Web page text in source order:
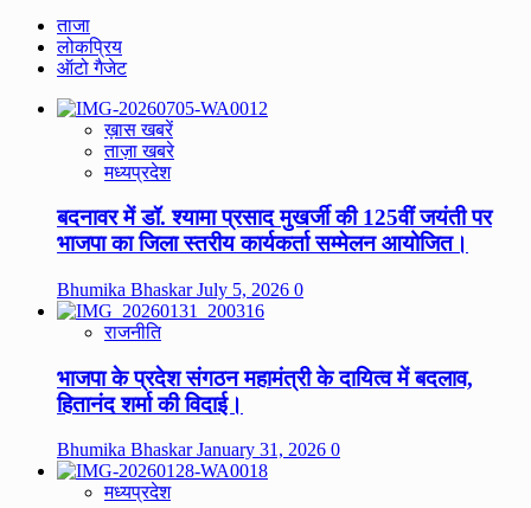
ताजा
लोकप्रिय
ऑटो गैजेट
ख़ास खबरें
ताज़ा खबरे
मध्यप्रदेश
बदनावर में डॉ. श्यामा प्रसाद मुखर्जी की 125वीं जयंती पर
भाजपा का जिला स्तरीय कार्यकर्ता सम्मेलन आयोजित।
Bhumika BhaskarJuly 5, 2026 0
राजनीति
भाजपा के प्रदेश संगठन महामंत्री के दायित्व में बदलाव,
हितानंद शर्मा की विदाई।
Bhumika BhaskarJanuary 31, 2026 0
मध्यप्रदेश